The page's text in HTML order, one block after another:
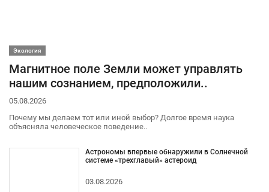
Экология
Магнитное поле Земли может управлять
нашим сознанием, предположили..
05.08.2026
Почему мы делаем тот или иной выбор? Долгое время наука
объясняла человеческое поведение..
Астрономы впервые обнаружили в Солнечной
системе «трехглавый» астероид
03.08.2026